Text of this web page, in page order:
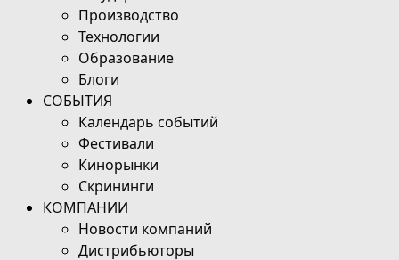
Производство
Технологии
Образование
Блоги
СОБЫТИЯ
Календарь событий
Фестивали
Кинорынки
Скрининги
КОМПАНИИ
Новости компаний
Дистрибьюторы